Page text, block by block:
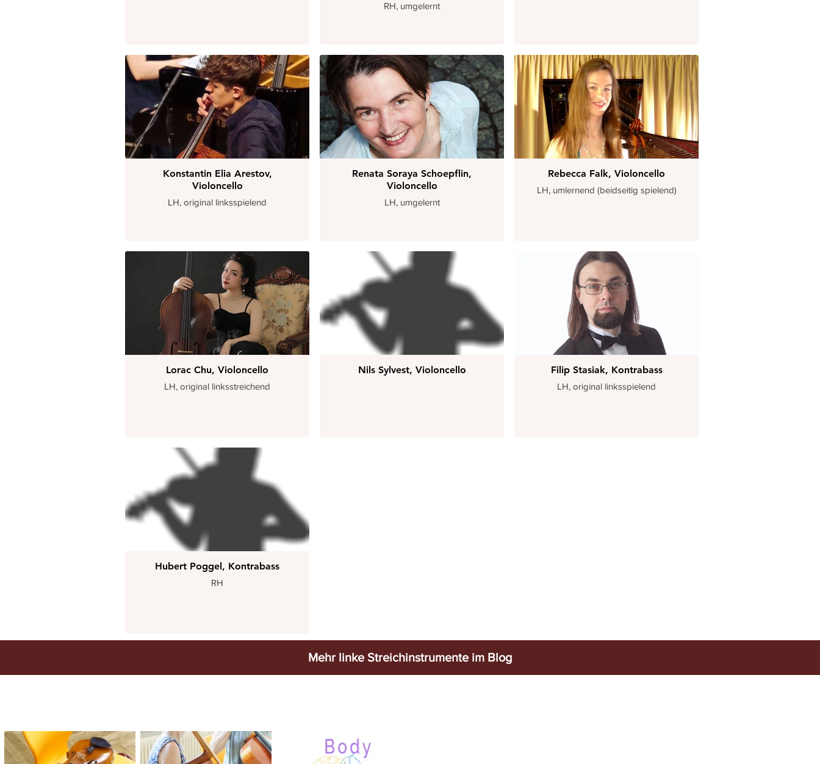
RH, umgelernt
Konstantin Elia Arestov,
Violoncello
LH, original linksspielend
Renata Soraya Schoepflin,
Violoncello
LH, umgelernt
Rebecca Falk, Violoncello
LH, umlernend (beidseitig spielend)
Lorac Chu, Violoncello
LH, original linksstreichend
Nils Sylvest, Violoncello Filip Stasiak, Kontrabass
LH, original linksspielend
Hubert Poggel, Kontrabass
RH
Mehr linke Streichinstrumente im Blog